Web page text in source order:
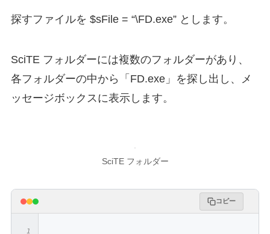
探すファイルを $sFile = “\FD.exe” とします。
SciTE フォルダーには複数のフォルダーがあり、
各フォルダーの中から「FD.exe」を探し出し、メ
ッセージボックスに表示します。
SciTE フォルダー
コピー